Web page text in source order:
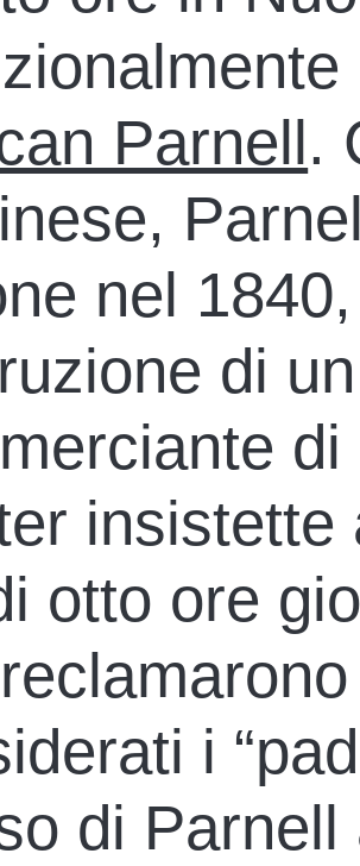
Parnell.
nel
di
otto ore
i
di